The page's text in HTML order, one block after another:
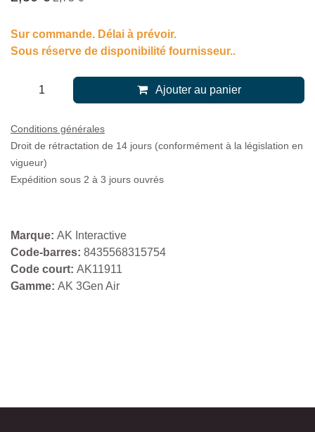
Sur commande. Délai à prévoir.
Sous réserve de disponibilité fournisseur..
Ajouter au panier
Conditions générales
Droit de rétractation de 14 jours (conformément à la législation en
vigueur)
Expédition sous 2 à 3 jours ouvrés
Marque: AK Interactive
Code-barres: 8435568315754
Code court: AK11911
Gamme: AK 3Gen Air